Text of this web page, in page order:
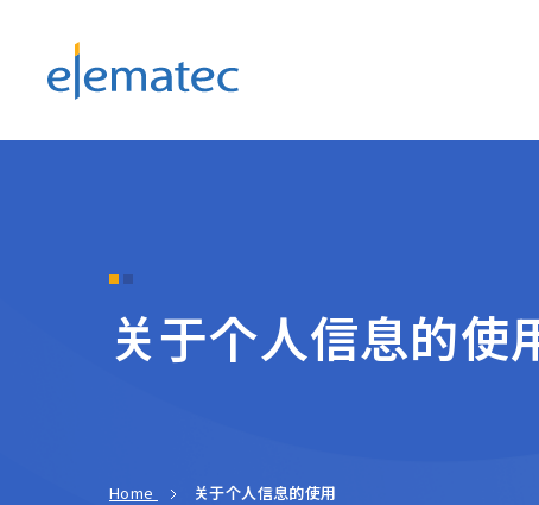
关于个人信息的使
Home 关于个人信息的使用